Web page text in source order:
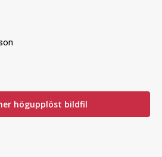
högupplöst bildfil